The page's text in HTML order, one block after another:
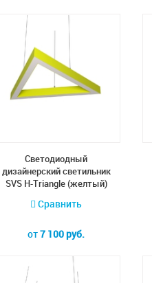
Cветодиодный
дизайнерский светильник
SVS H-Triangle (желтый)
Сравнить
от7 100 руб.